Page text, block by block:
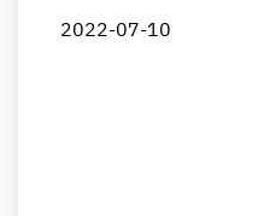
2022-07-10